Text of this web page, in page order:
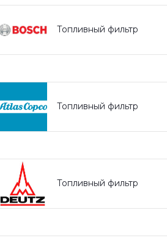
Топливный фильтр
Топливный фильтр
Топливный фильтр